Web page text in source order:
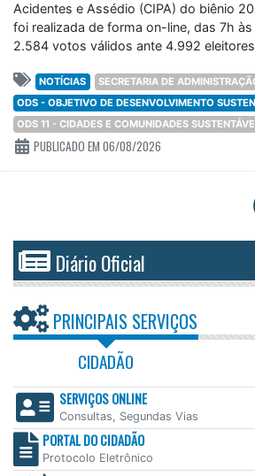
Acidentes e Assédio (CIPA) do biênio
foi realizada de forma on-line, das 7h
2.584 votos válidos ante 4.992
NOTÍCIAS
SECRETARIA DE
ODS - OBJETIVO DE DESENVOLVIMENTO
ODS 11 - CIDADES E COMUNIDADES
PUBLICADO EM 06/08/2026
Diário Oficial
PRINCIPAIS SERVIÇOS
CIDADÃO
SERVIÇOS ONLINE
Consultas, Segundas Vias
PORTAL DO CIDADÃO
Protocolo Eletrônico